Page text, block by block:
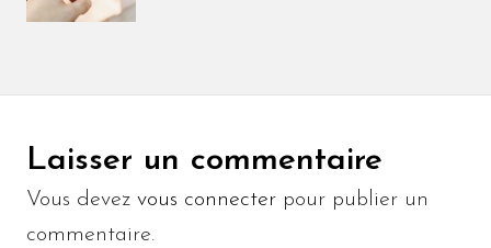
Laisser un commentaire
Vous devez vous connecter pour publier un
commentaire.